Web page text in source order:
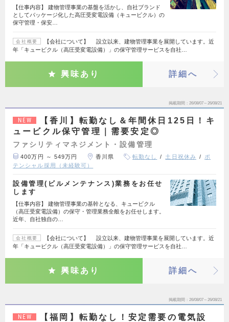
【仕事内容】 建物管理事業の基盤を活かし、自社ブランド
としてパッケージ化した高圧受変電設備（キュービクル）の
保守管理・保安…
会社概要
【会社について】 設立以来、建物管理事業を展開しています。近
年「キュービクル（高圧受変電設備）」の保守管理サービスを自社…
興味あり 詳細へ
掲載期間 26/08/07～26/08/21
NEW
【香川】転勤なし＆年間休日125日！キ
ュービクル保守管理｜需要安定◎
ファシリティマネジメント・設備管理
400万円 ～ 549万円 香川県 転勤なし 土日祝休み
ポ
テンシャル採用（未経験可）
設備管理(ビルメンテナンス)業務をお任せ
します
【仕事内容】 建物管理事業の基幹となる、キュービクル
（高圧受変電設備）の保守・管理業務全般をお任せします。
近年、自社独自の…
会社概要
【会社について】 設立以来、建物管理事業を展開しています。近
年「キュービクル（高圧受変電設備）」の保守管理サービスを自社…
興味あり 詳細へ
掲載期間 26/08/07～26/08/21
NEW
【福岡】転勤なし！安定需要の電気設